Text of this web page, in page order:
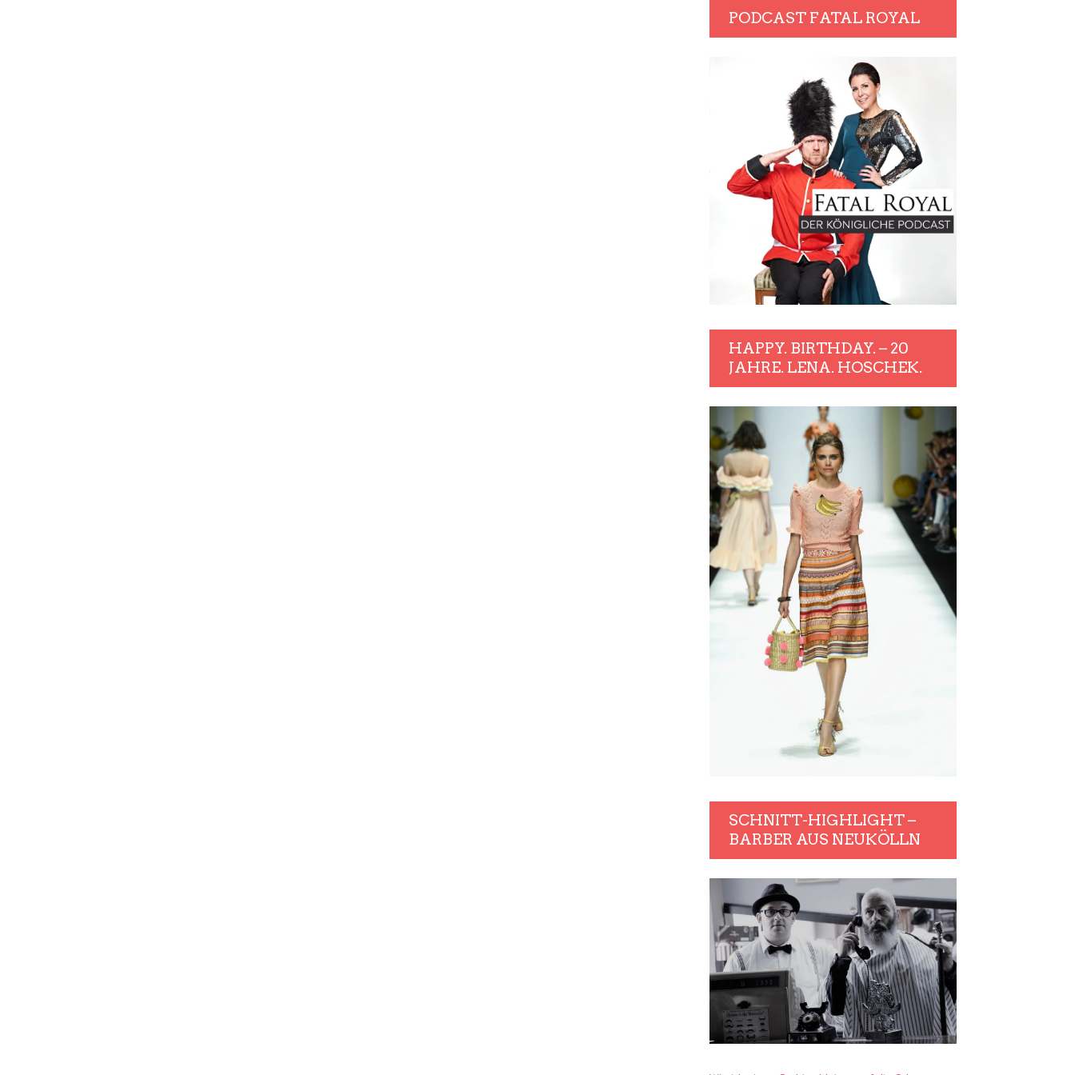
PODCAST FATAL ROYAL
HAPPY. BIRTHDAY. – 20
JAHRE. LENA. HOSCHEK.
SCHNITT-HIGHLIGHT –
BARBER AUS NEUKÖLLN